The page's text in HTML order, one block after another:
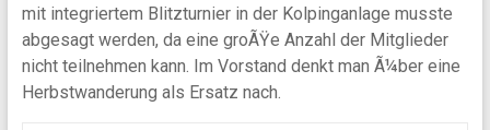
mit integriertem Blitzturnier in der Kolpinganlage musste
abgesagt werden, da eine groÃŸe Anzahl der Mitglieder
nicht teilnehmen kann. Im Vorstand denkt man Ã¼ber eine
Herbstwanderung als Ersatz nach.